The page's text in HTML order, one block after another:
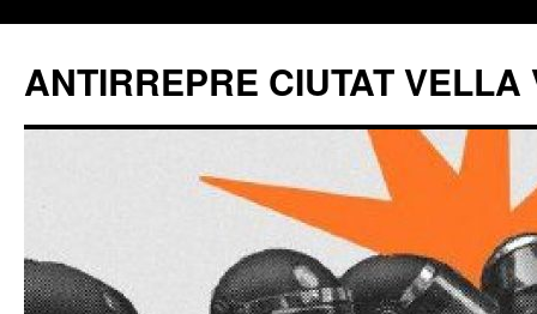
contingut
ANTIRREPRE CIUTAT